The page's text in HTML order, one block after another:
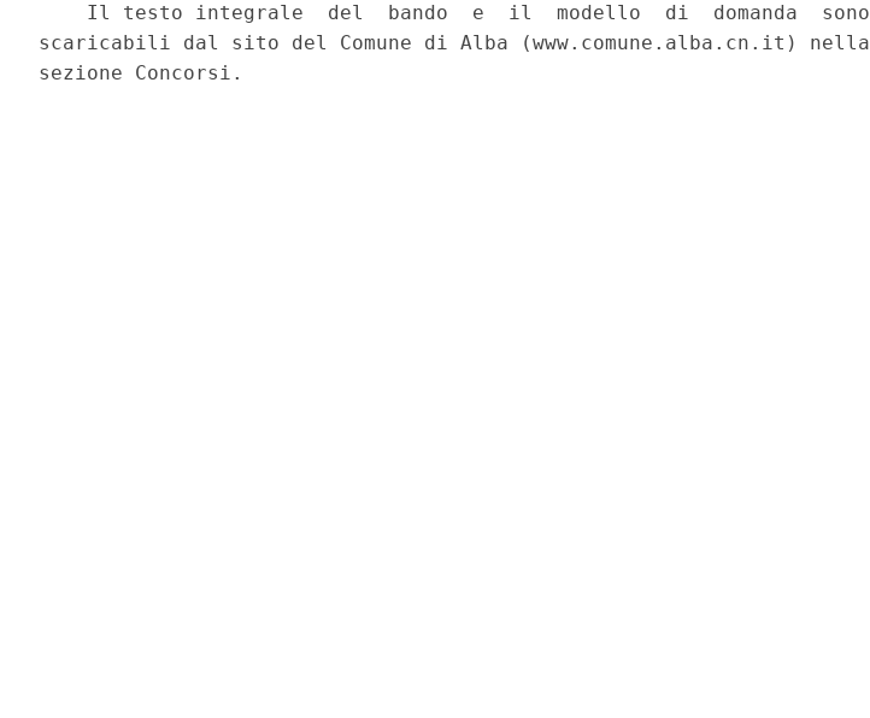
    Il testo integrale  del  bando  e  il  modello  di  domanda  sono
scaricabili dal sito del Comune di Alba (www.comune.alba.cn.it) nella
sezione Concorsi.